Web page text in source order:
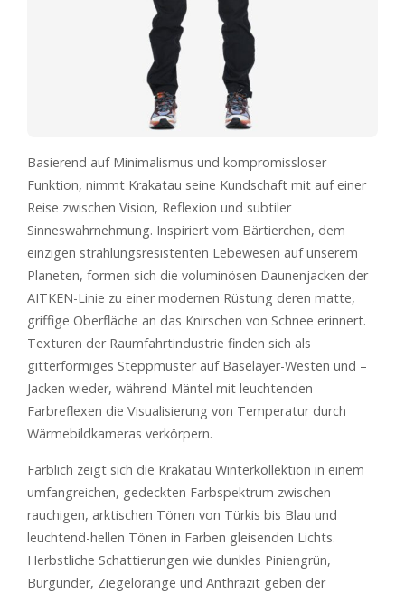
Basierend auf Minimalismus und kompromissloser
Funktion, nimmt Krakatau seine Kundschaft mit auf einer
Reise zwischen Vision, Reflexion und subtiler
Sinneswahrnehmung. Inspiriert vom Bärtierchen, dem
einzigen strahlungsresistenten Lebewesen auf unserem
Planeten, formen sich die voluminösen Daunenjacken der
AITKEN-Linie zu einer modernen Rüstung deren matte,
griffige Oberfläche an das Knirschen von Schnee erinnert.
Texturen der Raumfahrtindustrie finden sich als
gitterförmiges Steppmuster auf Baselayer-Westen und –
Jacken wieder, während Mäntel mit leuchtenden
Farbreflexen die Visualisierung von Temperatur durch
Wärmebildkameras verkörpern.
Farblich zeigt sich die Krakatau Winterkollektion in einem
umfangreichen, gedeckten Farbspektrum zwischen
rauchigen, arktischen Tönen von Türkis bis Blau und
leuchtend-hellen Tönen in Farben gleisenden Lichts.
Herbstliche Schattierungen wie dunkles Piniengrün,
Burgunder, Ziegelorange und Anthrazit geben der